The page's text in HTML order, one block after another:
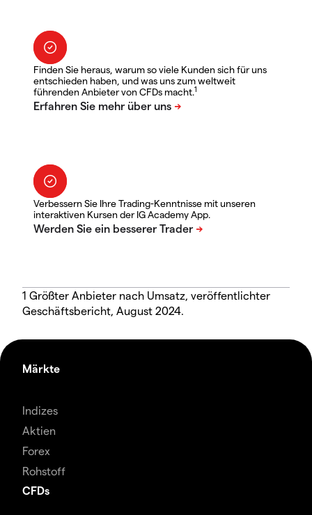
Finden Sie heraus, warum so viele Kunden sich für uns
entschieden haben, und was uns zum weltweit
führenden Anbieter von CFDs macht.1
Verbessern Sie Ihre Trading-Kenntnisse mit unseren
interaktiven Kursen der IG Academy App.
1 Größter Anbieter nach Umsatz, veröffentlichter
Geschäftsbericht, August 2024.
Märkte
Indizes
Aktien
Forex
Rohstoff
CFDs